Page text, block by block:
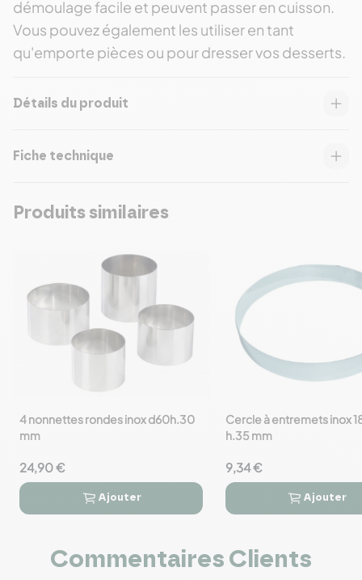
démoulage facile et peuvent passer en cuisson.
Vous pouvez également les utiliser en tant
qu'emporte pièces ou pour dresser vos desserts.
Détails du produit
Fiche technique
Produits similaires
favorite_border
4 nonnettes rondes inox d60h.30
mm
24,90 €
 
Ajouter
favorite_border
Cercle à entremets inox
h.35 mm
9,34 €
 
Ajouter
Commentaires Clients